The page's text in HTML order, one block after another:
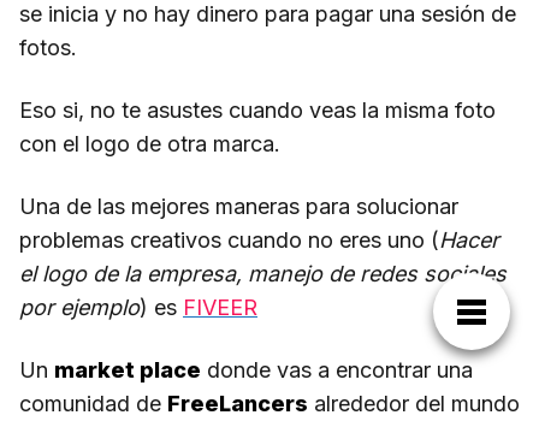
se inicia y no hay dinero para pagar una sesión de
fotos.
Eso si, no te asustes cuando veas la misma foto
con el logo de otra marca.
Una de las mejores maneras para solucionar
problemas creativos cuando no eres uno (Hacer
el logo de la empresa, manejo de redes sociales
por ejemplo) es FIVEER
Un market place donde vas a encontrar una
comunidad de FreeLancers alrededor del mundo